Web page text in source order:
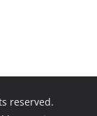
reserved.